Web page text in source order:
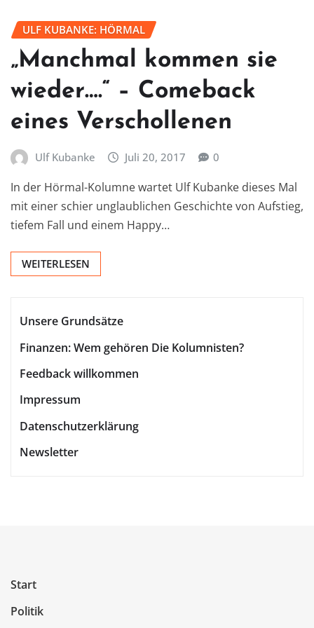
ULF KUBANKE: HÖRMAL
„Manchmal kommen sie
wieder….“ – Comeback
eines Verschollenen
Ulf Kubanke Juli 20, 2017 0
In der Hörmal-Kolumne wartet Ulf Kubanke dieses Mal
mit einer schier unglaublichen Geschichte von Aufstieg,
tiefem Fall und einem Happy…
WEITERLESEN
Unsere Grundsätze
Finanzen: Wem gehören Die Kolumnisten?
Feedback willkommen
Impressum
Datenschutzerklärung
Newsletter
Start
Politik